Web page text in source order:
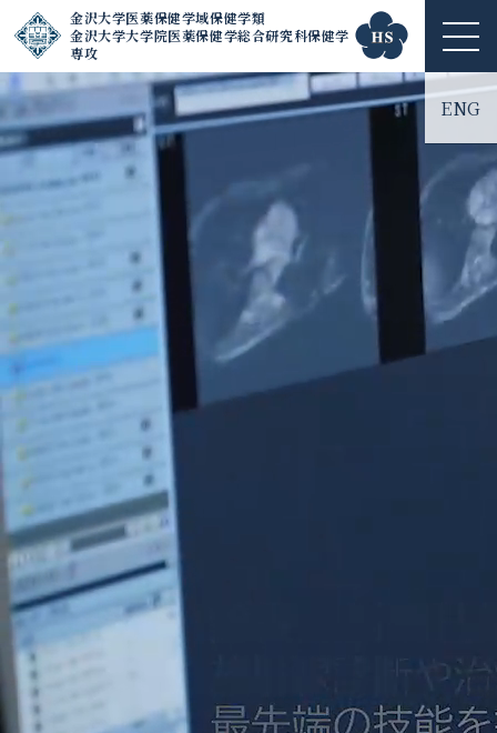
金沢大学医薬保健学域保健学類
金沢大学大学院医薬保健学総合研究科保健学
専攻
ME
NU
ENG